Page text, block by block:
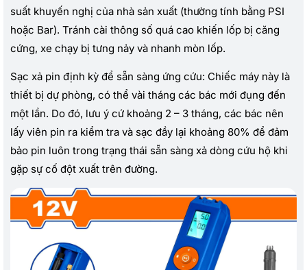
suất khuyến nghị của nhà sản xuất (thường tính bằng PSI
hoặc Bar). Tránh cài thông số quá cao khiến lốp bị căng
cứng, xe chạy bị tưng nảy và nhanh mòn lốp.
Sạc xả pin định kỳ để sẵn sàng ứng cứu: Chiếc máy này là
thiết bị dự phòng, có thể vài tháng các bác mới đụng đến
một lần. Do đó, lưu ý cứ khoảng 2 – 3 tháng, các bác nên
lấy viên pin ra kiểm tra và sạc đầy lại khoảng 80% để đảm
bảo pin luôn trong trạng thái sẵn sàng xả dòng cứu hộ khi
gặp sự cố đột xuất trên đường.